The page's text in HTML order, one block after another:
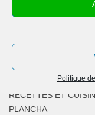
Politique
RECETTES ET
PLANCHA